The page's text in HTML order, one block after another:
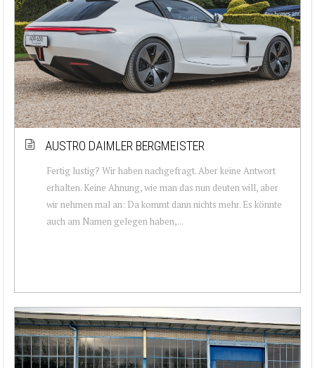
AUSTRO DAIMLER BERGMEISTER
Fertig lustig? Wir haben nachgefragt. Aber keine Antwort
erhalten. Keine Ahnung, wie man das nun deuten will, aber
wir nehmen mal an: Da kommt dann nichts mehr. Es könnte
auch am Namen gelegen haben,...